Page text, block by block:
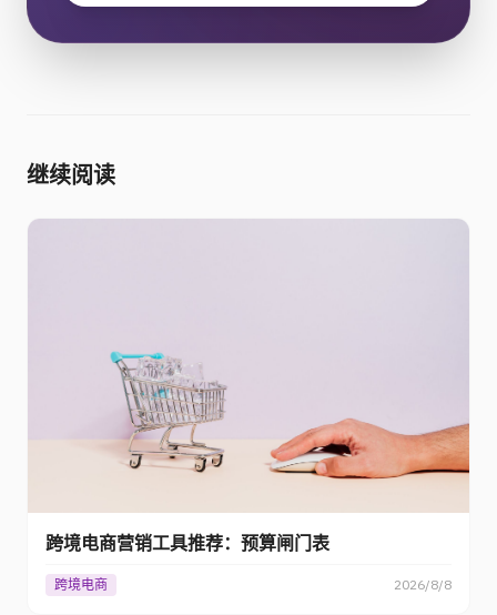
继续阅读
跨境电商营销工具推荐：预算闸门表
跨境电商 2026/8/8